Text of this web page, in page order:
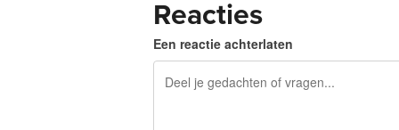
Reacties
Een reactie achterlaten